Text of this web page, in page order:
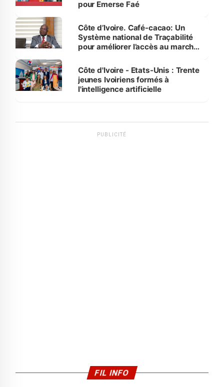
pour Emerse Faé
Côte d’Ivoire. Café-cacao: Un
Système national de Traçabilité
pour améliorer l’accès au marché
Côte d'Ivoire - Etats-Unis : Trente
jeunes Ivoiriens formés à
l'intelligence artificielle
PUBLICITÉ
FIL INFO